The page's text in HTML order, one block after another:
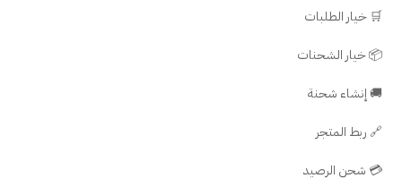
🛒 خيار الطلبات
📦 خيار الشحنات
🚚 إنشاء شحنة
🔗 ربط المتجر
💳 شحن الرصيد